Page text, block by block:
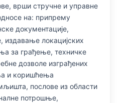
врши стручне и управне
на: припрему
документације,
издавање локацијских
за грађење, техничке
дозволе изграђених
и коришћења
послове из области
потрошње,